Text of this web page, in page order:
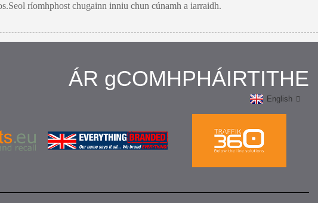
ríomhphost chugainn inniu chun cúnamh a iarraidh.
ÁR gCOMHPHÁIRTITHE
English